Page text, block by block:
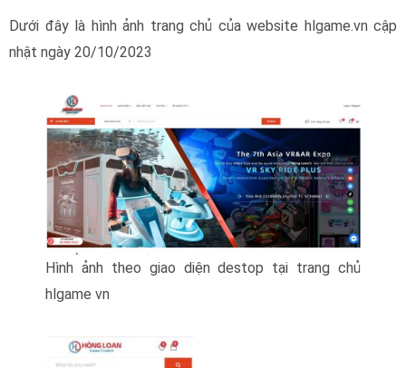
Dưới đây là hình ảnh trang chủ của website hlgame.vn cập
nhật ngày 20/10/2023
Hình ảnh theo giao diện destop tại trang chủ
hlgame vn